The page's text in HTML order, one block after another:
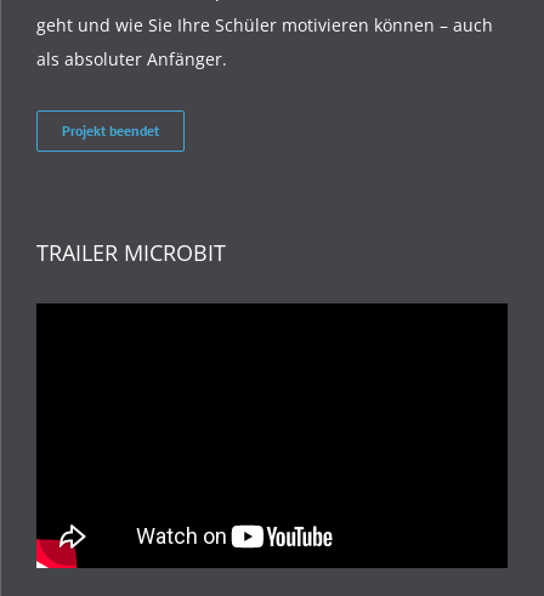
geht und wie Sie Ihre Schüler motivieren können – auch
als absoluter Anfänger.
Projekt beendet
TRAILER MICROBIT